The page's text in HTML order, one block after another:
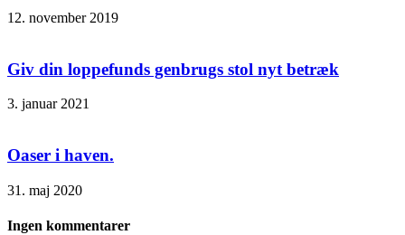
12. november 2019
Giv din loppefunds genbrugs stol nyt betræk
3. januar 2021
Oaser i haven.
31. maj 2020
Ingen kommentarer